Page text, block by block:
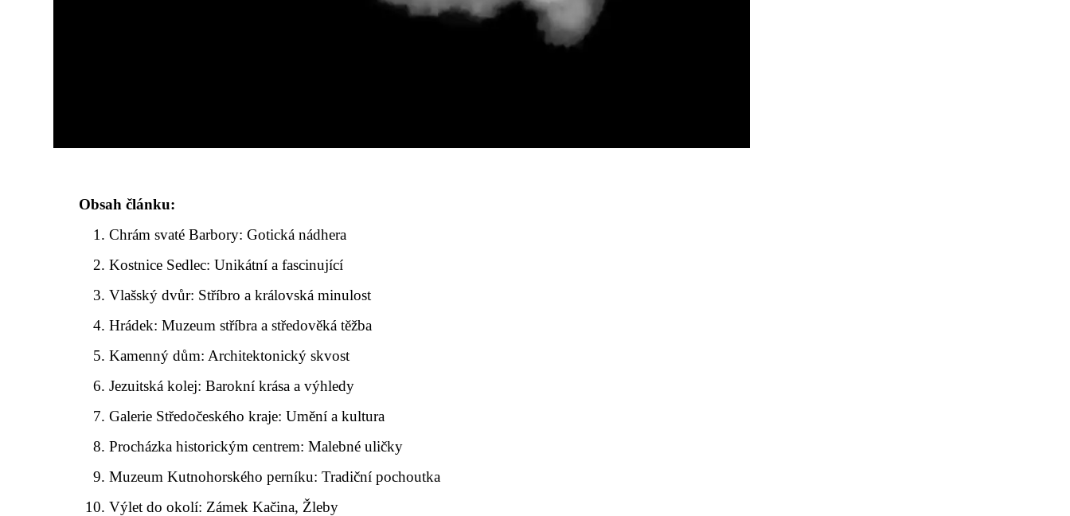
Obsah článku:
Chrám svaté Barbory: Gotická nádhera
Kostnice Sedlec: Unikátní a fascinující
Vlašský dvůr: Stříbro a královská minulost
Hrádek: Muzeum stříbra a středověká těžba
Kamenný dům: Architektonický skvost
Jezuitská kolej: Barokní krása a výhledy
Galerie Středočeského kraje: Umění a kultura
Procházka historickým centrem: Malebné uličky
Muzeum Kutnohorského perníku: Tradiční pochoutka
Výlet do okolí: Zámek Kačina, Žleby